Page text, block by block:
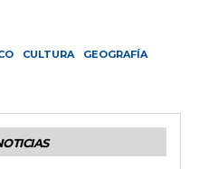
CULTURA
GEOGRAFÍA